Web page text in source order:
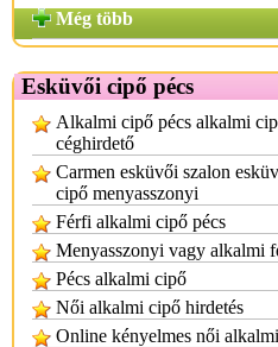
Még több
Esküvői cipő pécs
Alkalmi cipő pécs alkalmi
céghirdető
Carmen esküvői szalon
cipő menyasszonyi
Férfi alkalmi cipő pécs
Menyasszonyi vagy alkalmi
Pécs alkalmi cipő
Női alkalmi cipő hirdetés
Online kényelmes női